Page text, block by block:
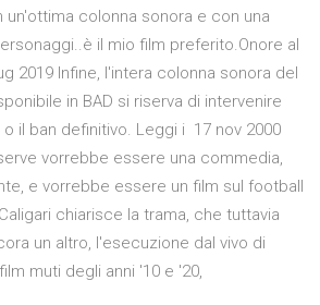
un'ottima colonna sonora e con una
il mio film preferito.Onore al
2019 Infine, l'intera colonna sonora del
in BAD si riserva di intervenire
il ban definitivo. Leggi i 17 nov 2000
vorrebbe essere una commedia,
e vorrebbe essere un film sul football
chiarisce la trama, che tuttavia
un altro, l'esecuzione dal vivo di
muti degli anni '10 e '20,